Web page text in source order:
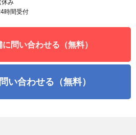
休み
時間受付
に問い合わせる（無料）
い合わせる（無料）